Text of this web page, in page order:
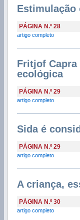
Estimulação
PÁGINA N.º 28
artigo completo
Fritjof
ecológica
PÁGINA N.º 29
artigo completo
Sida é
PÁGINA N.º 29
artigo completo
A criança,
PÁGINA N.º 30
artigo completo